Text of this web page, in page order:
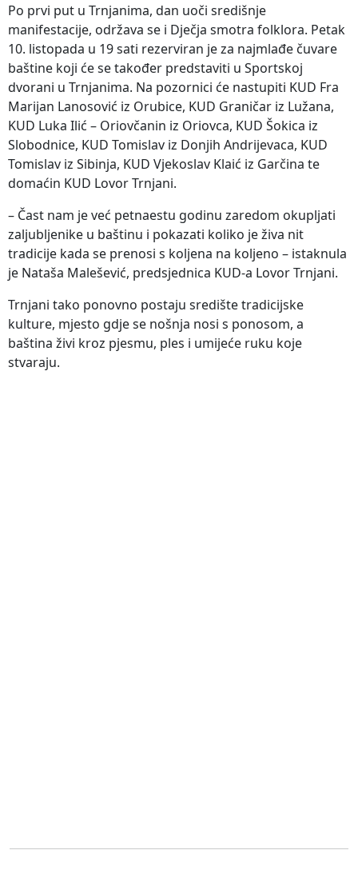
Po prvi put u Trnjanima, dan uoči središnje
manifestacije, održava se i Dječja smotra folklora. Petak
10. listopada u 19 sati rezerviran je za najmlađe čuvare
baštine koji će se također predstaviti u Sportskoj
dvorani u Trnjanima. Na pozornici će nastupiti KUD Fra
Marijan Lanosović iz Orubice, KUD Graničar iz Lužana,
KUD Luka Ilić – Oriovčanin iz Oriovca, KUD Šokica iz
Slobodnice, KUD Tomislav iz Donjih Andrijevaca, KUD
Tomislav iz Sibinja, KUD Vjekoslav Klaić iz Garčina te
domaćin KUD Lovor Trnjani.
– Čast nam je već petnaestu godinu zaredom okupljati
zaljubljenike u baštinu i pokazati koliko je živa nit
tradicije kada se prenosi s koljena na koljeno – istaknula
je Nataša Malešević, predsjednica KUD-a Lovor Trnjani.
Trnjani tako ponovno postaju središte tradicijske
kulture, mjesto gdje se nošnja nosi s ponosom, a
baština živi kroz pjesmu, ples i umijeće ruku koje
stvaraju.